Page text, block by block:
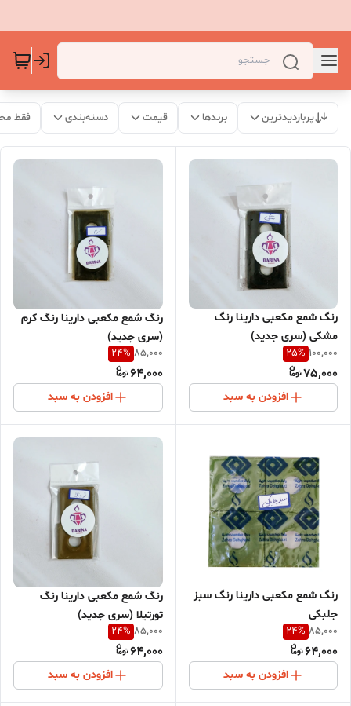
پربازدیدترین برندها قیمت دسته‌بندی فقط
رنگ شمع مکعبی دارینا رنگ
مشکی (سری جدید)
100,000
25%
75,000
افزودن به سبد
رنگ شمع مکعبی دارینا رنگ کرم
(سری جدید)
85,000
24%
64,000
افزودن به سبد
رنگ شمع مکعبی دارینا رنگ سبز
جلبکی
85,000
24%
64,000
افزودن به سبد
رنگ شمع مکعبی دارینا رنگ
تورتیلا (سری جدید)
85,000
24%
64,000
افزودن به سبد